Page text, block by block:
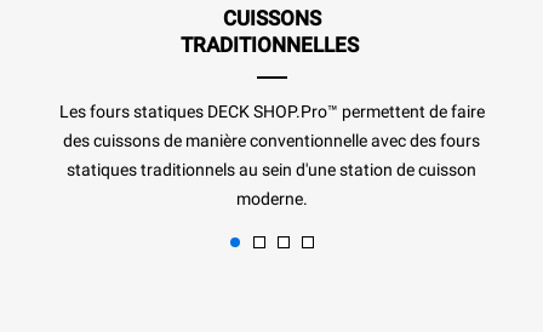
CUISSONS
TRADITIONNELLES
Les fours statiques DECK SHOP.Pro™ permettent de faire
des cuissons de manière conventionnelle avec des fours
statiques traditionnels au sein d'une station de cuisson
moderne.